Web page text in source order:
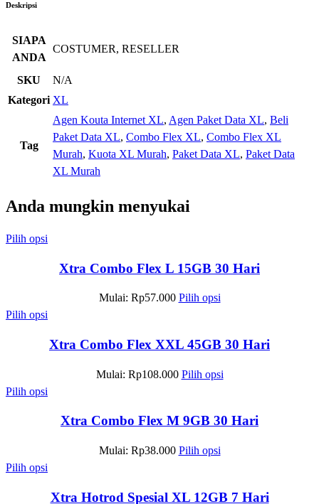
Deskripsi
SIAPA
ANDA
COSTUMER, RESELLER
SKU
N/A
Kategori XL
Tag
Agen Kouta Internet XL, Agen Paket Data XL, Beli
Paket Data XL, Combo Flex XL, Combo Flex XL
Murah, Kuota XL Murah, Paket Data XL, Paket Data
XL Murah
Anda mungkin menyukai
Pilih opsi
Xtra Combo Flex L 15GB 30 Hari
Mulai: Rp57.000 Pilih opsi
Pilih opsi
Xtra Combo Flex XXL 45GB 30 Hari
Mulai: Rp108.000 Pilih opsi
Pilih opsi
Xtra Combo Flex M 9GB 30 Hari
Mulai: Rp38.000 Pilih opsi
Pilih opsi
Xtra Hotrod Spesial XL 12GB 7 Hari